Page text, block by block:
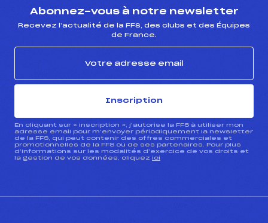
Abonnez-vous à notre newsletter
Recevez l’actualité de la FFS, des clubs et des Équipes
de France.
Inscription
En cliquant sur « inscription », j’autorise la FFS à utiliser mon
adresse email pour m’envoyer périodiquement la newsletter
de la FFS, qui peut contenir des offres commerciales et
promotionnelles de la FFS ou de ses partenaires. Pour plus
d’informations sur les modalités d’exercice de vos droits et
la gestion de vos données, cliquez ici